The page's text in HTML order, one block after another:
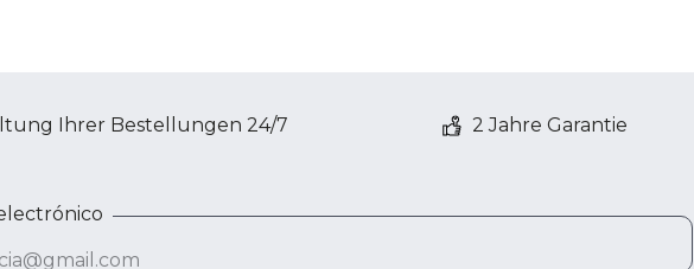
Ihrer Bestellungen 24/7 2 Jahre Garantie